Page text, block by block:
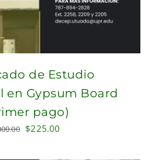
de Estudio
en Gypsum Board
pago)
Original
was:
$225.00
is: